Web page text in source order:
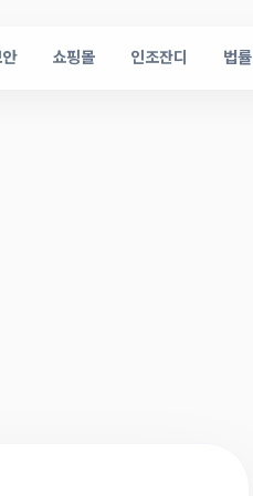
쇼핑몰 인조잔디 법률